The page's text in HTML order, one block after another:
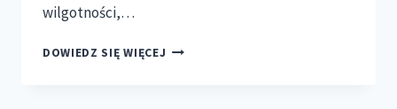
wilgotności,…
DOWIEDZ SIĘ WIĘCEJ HODOWLA